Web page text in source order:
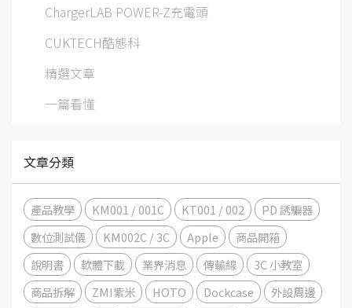
ChargerLAB POWER-Z充電頭
CUKTECH酷態科
精選文章
一篇看懂
文章分類
產品教學 KM001 / 001C KT001 / 002
PD 誘騙器
數位測試儀
KM002C / 3C Apple
商品開箱
說明書
軟體下載 業界消息 傳輸線
3C 小教室
商品拆解
ZMI紫米 HOTO Dockcase
外設周邊